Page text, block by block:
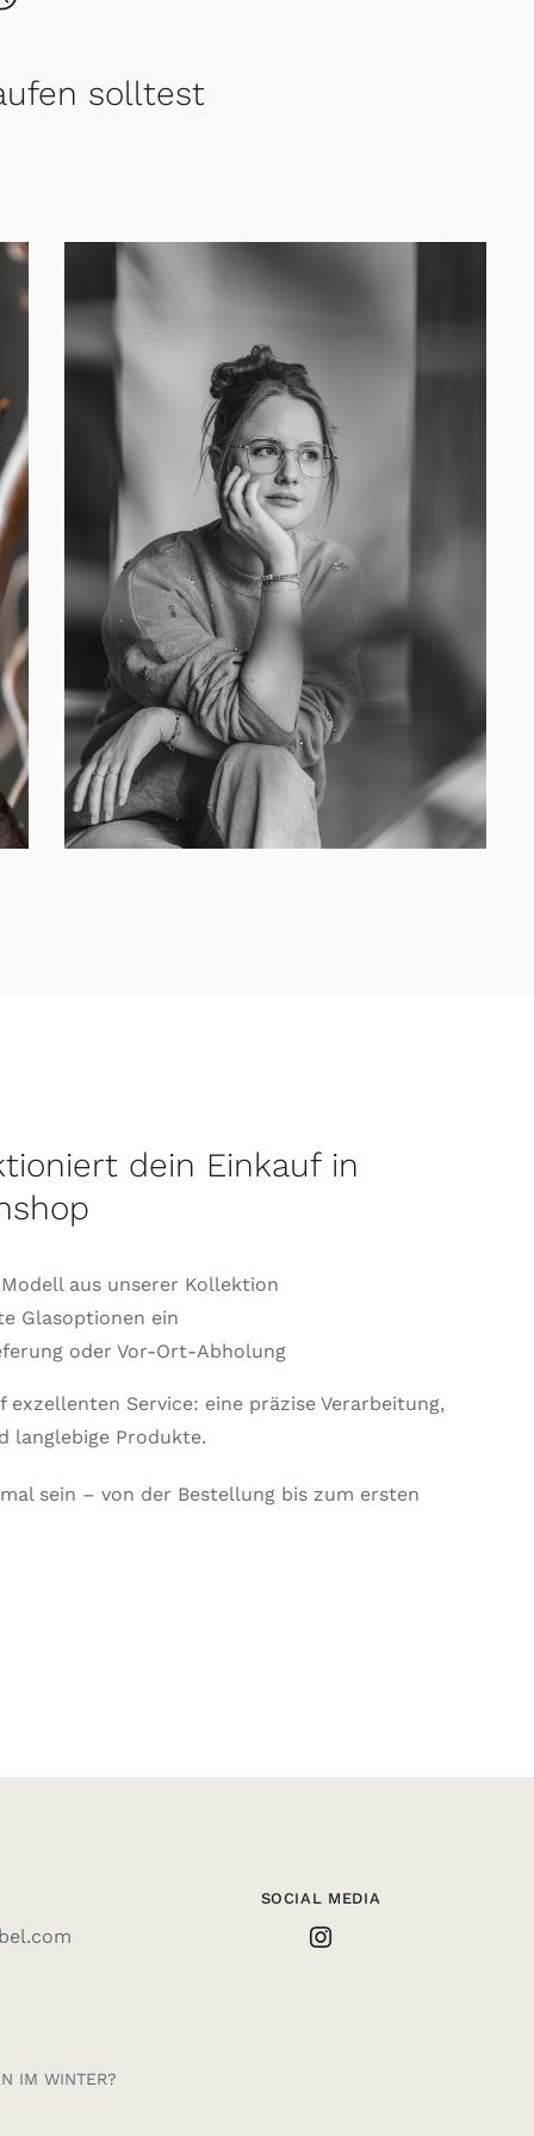
solltest
dein Einkauf in
aus unserer Kollektion
Glasoptionen ein
oder Vor-Ort-Abholung
exzellenten Service: eine präzise Verarbeitung,
langlebige Produkte.
sein – von der Bestellung bis zum ersten
SOCIAL MEDIA
IM WINTER?